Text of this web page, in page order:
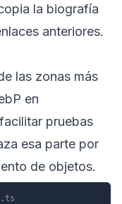
la biografía
anteriores.
las zonas más
en
pruebas
esa parte por
de objetos.